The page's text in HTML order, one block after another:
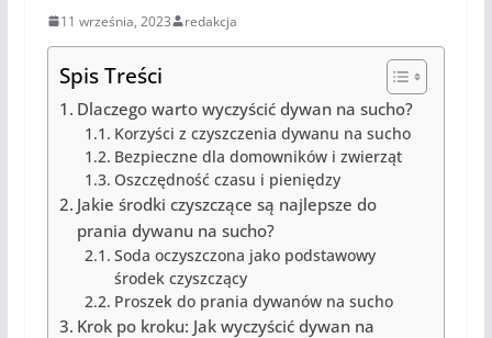
11 września, 2023 redakcja
Spis Treści
Dlaczego warto wyczyścić dywan na sucho?
Korzyści z czyszczenia dywanu na sucho
Bezpieczne dla domowników i zwierząt
Oszczędność czasu i pieniędzy
Jakie środki czyszczące są najlepsze do
prania dywanu na sucho?
Soda oczyszczona jako podstawowy
środek czyszczący
Proszek do prania dywanów na sucho
Krok po kroku: Jak wyczyścić dywan na